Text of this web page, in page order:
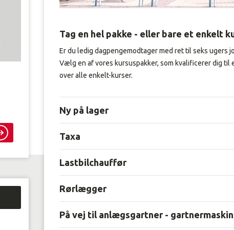
Tag en hel pakke - eller bare et enkelt
Er du ledig dagpengemodtager med ret til seks ugers
Vælg en af vores kursuspakker, som kvalificerer dig
over alle enkelt-kurser.
Ny på lager
Taxa
Lastbilchauffør
Rørlægger
På vej til anlægsgartner -